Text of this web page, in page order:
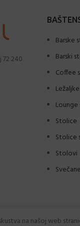
72 240
Barske
Barski
Coffee
Ležaljke
Lounge
Stolice
Stolice
Stolovi
na našoj web